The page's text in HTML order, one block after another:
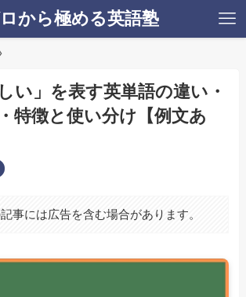
から極める英語塾
しい」を表す英単語の違い・
特徴と使い分け【例文あ
記事には広告を含む場合があります。